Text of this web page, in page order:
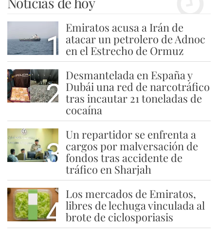
1
Emiratos acusa a Irán de
atacar un petrolero de Adnoc
en el Estrecho de Ormuz
2
Desmantelada en España y
Dubái una red de narcotráfico
tras incautar 21 toneladas de
cocaína
3
Un repartidor se enfrenta a
cargos por malversación de
fondos tras accidente de
tráfico en Sharjah
4
Los mercados de Emiratos,
libres de lechuga vinculada al
brote de ciclosporiasis